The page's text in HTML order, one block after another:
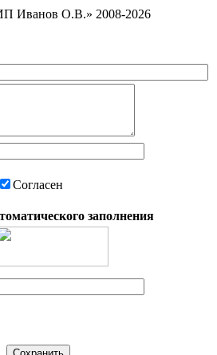
Иванов О.В.» 2008-2026
Согласен
заполнения